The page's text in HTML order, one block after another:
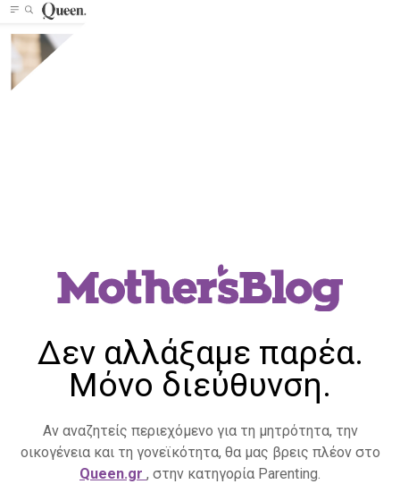
Δεν αλλάξαμε παρέα.
Μόνο διεύθυνση.
Αν αναζητείς περιεχόμενο για τη μητρότητα, την
οικογένεια και τη γονεϊκότητα, θα μας βρεις πλέον στο
Queen.gr , στην κατηγορία Parenting.